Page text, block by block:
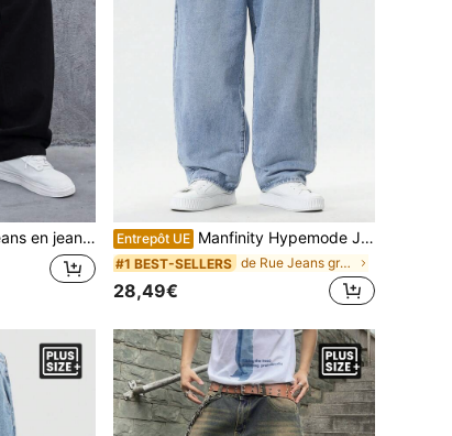
unicolore grande taille pour hommes Entrepôt UE Manfinity Hypemode Jeans en denim lavé ample et décontracté pour homme en grande taille. Jeans cargo boyfriend ample de couleur bleu clair lavé, idéal comme cadeau pour le mari ou le petit ami
#1 BEST-SELLERS de Rue Jeans grande taille pour hommes
28,49€